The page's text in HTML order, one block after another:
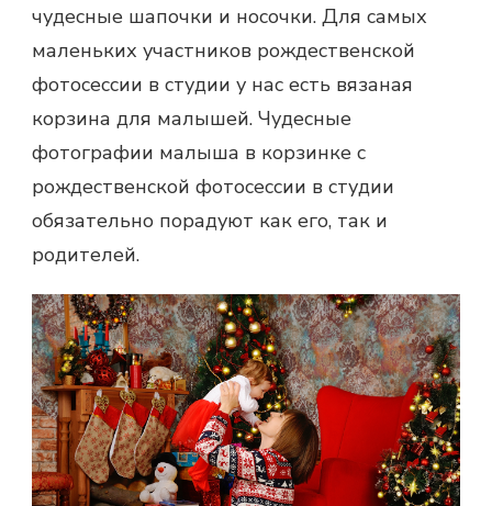
чудесные шапочки и носочки. Для самых
маленьких участников рождественской
фотосессии в студии у нас есть вязаная
корзина для малышей. Чудесные
фотографии малыша в корзинке с
рождественской фотосессии в студии
обязательно порадуют как его, так и
родителей.